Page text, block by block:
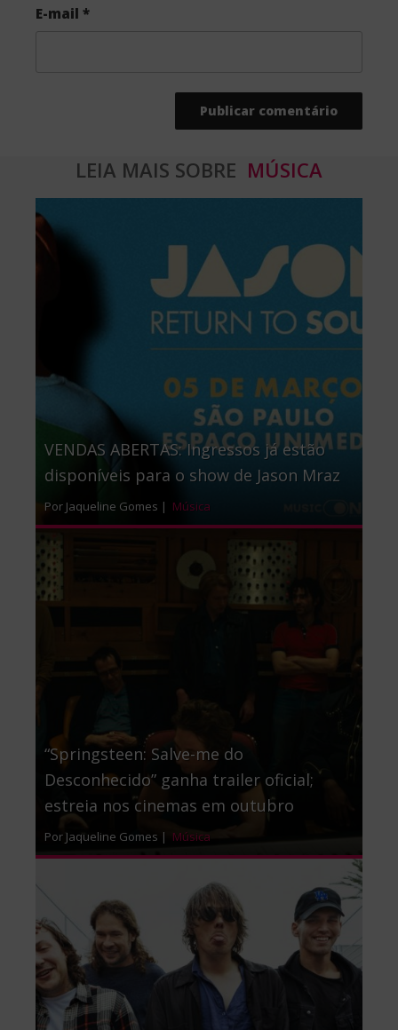
E-mail *
LEIA MAIS SOBRE MÚSICA
VENDAS ABERTAS: Ingressos já estão
disponíveis para o show de Jason Mraz
Por Jaqueline Gomes | Música
“Springsteen: Salve-me do
Desconhecido” ganha trailer oficial;
estreia nos cinemas em outubro
Por Jaqueline Gomes | Música